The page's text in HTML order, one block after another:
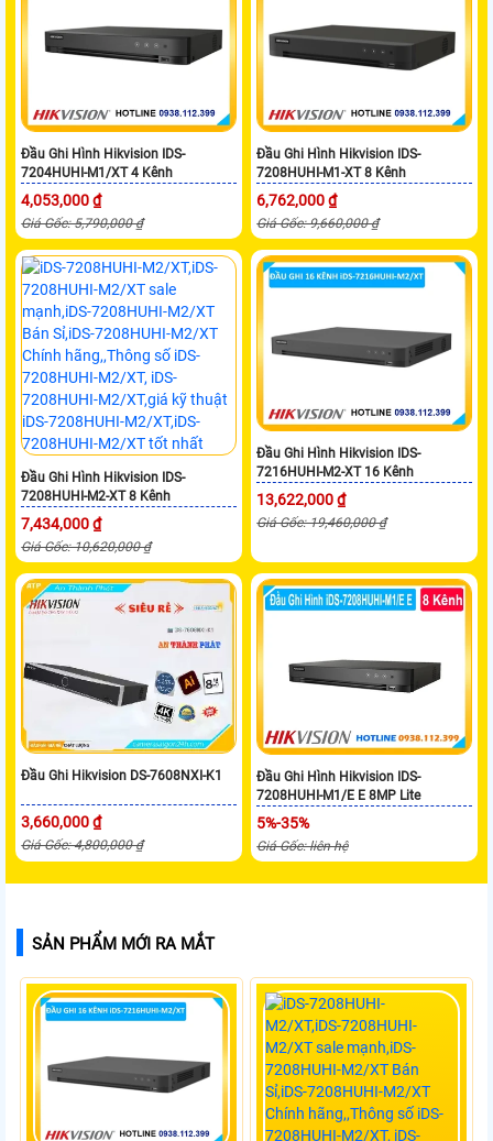
Đầu Ghi Hình Hikvision IDS-
7204HUHI-M1/XT 4 Kênh
4,053,000 ₫
Giá Gốc: 5,790,000 ₫
Đầu Ghi Hình Hikvision IDS-
7208HUHI-M1-XT 8 Kênh
6,762,000 ₫
Giá Gốc: 9,660,000 ₫
Đầu Ghi Hình Hikvision IDS-
7208HUHI-M2-XT 8 Kênh
7,434,000 ₫
Giá Gốc: 10,620,000 ₫
Đầu Ghi Hình Hikvision IDS-
7216HUHI-M2-XT 16 Kênh
13,622,000 ₫
Giá Gốc: 19,460,000 ₫
Đầu Ghi Hikvision DS-7608NXI-K1
3,660,000 ₫
Giá Gốc: 4,800,000 ₫
Đầu Ghi Hình Hikvision IDS-
7208HUHI-M1/E E 8MP Lite
5%-35%
Giá Gốc: liên hệ
SẢN PHẨM MỚI RA MẮT